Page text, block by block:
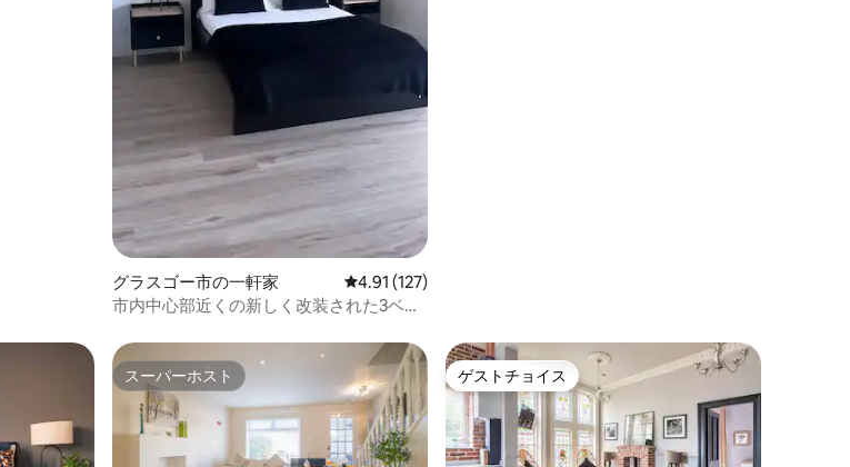
グラスゴー市の一軒家 レビュー127件、5つ星中4.91つ星の平均評価
4.91 (127)
市内中心部近くの新しく改装された3ベッ
スーパーホスト
スーパーホスト ゲストチョイス
ゲストチョイス